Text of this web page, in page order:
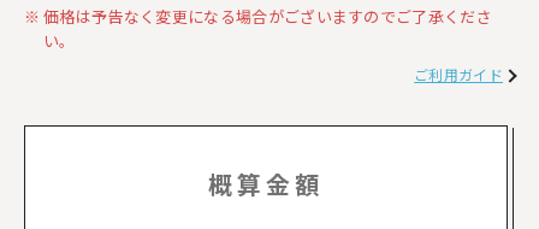
価格は予告なく変更になる場合がございますのでご了承くださ
い。
ご利用ガイド
概算金額